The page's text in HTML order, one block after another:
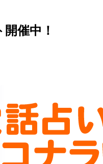
催中！